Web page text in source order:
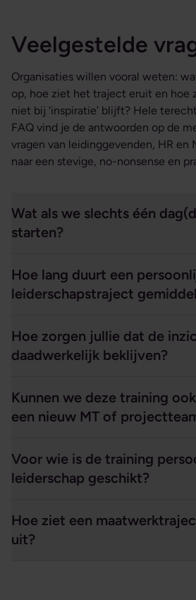
Veelgestelde
Organisaties willen vooral weten:
op, hoe ziet het traject eruit en hoe
niet bij ‘inspiratie’ blijft? Hele
FAQ vind je de antwoorden op de
vragen van leidinggevenden, HR en
naar een stevige, no-nonsense en
Wat als we slechts één
starten?
Hoe lang duurt een
leiderschapstraject
Hoe zorgen jullie dat de
daadwerkelijk beklijven?
Kunnen we deze training
een nieuw MT of
Voor wie is de training
leiderschap geschikt?
Hoe ziet een
uit?